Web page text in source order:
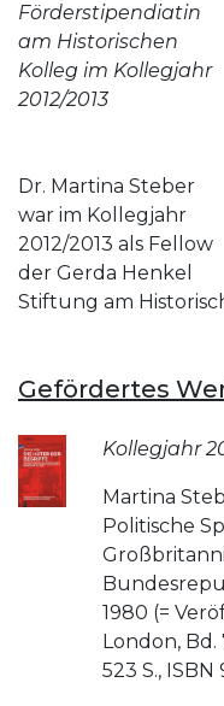
Förderstipendiatin
am Historischen
Kolleg im Kollegjahr
2012/2013
Dr. Martina Steber
war im Kollegjahr
2012/2013 als Fellow
der Gerda Henkel
Stiftung am
Gefördertes
Kollegjahr
Martina
Politische
1980 (=
London, Bd.
523 S., ISBN